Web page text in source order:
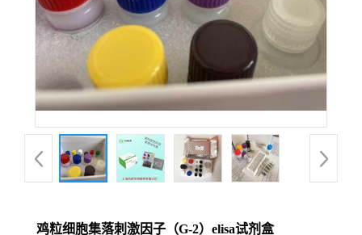
鸡粒细胞集落刺激因子（G-2）elisa试剂盒